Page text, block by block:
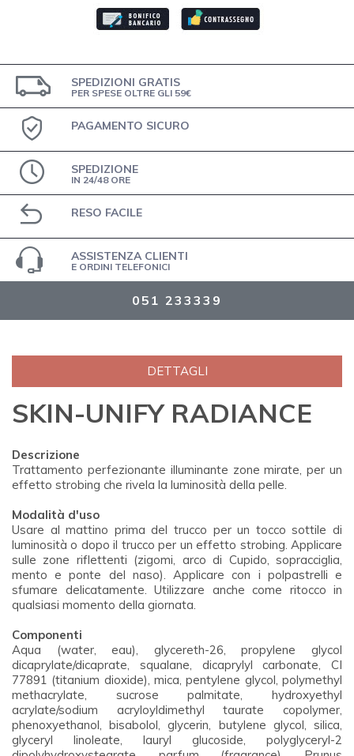
SPEDIZIONI GRATIS
PER SPESE OLTRE GLI 59€
PAGAMENTO SICURO
SPEDIZIONE
IN 24/48 ORE
RESO FACILE
ASSISTENZA CLIENTI
E ORDINI TELEFONICI
051 233339
DETTAGLI
SKIN-UNIFY RADIANCE
Descrizione
Trattamento perfezionante illuminante zone mirate, per un
effetto strobing che rivela la luminosità della pelle.
Modalità d'uso
Usare al mattino prima del trucco per un tocco sottile di
luminosità o dopo il trucco per un effetto strobing. Applicare
sulle zone riflettenti (zigomi, arco di Cupido, sopracciglia,
mento e ponte del naso). Applicare con i polpastrelli e
sfumare delicatamente. Utilizzare anche come ritocco in
qualsiasi momento della giornata.
Componenti
Aqua (water, eau), glycereth-26, propylene glycol
dicaprylate/dicaprate, squalane, dicaprylyl carbonate, CI
77891 (titanium dioxide), mica, pentylene glycol, polymethyl
methacrylate, sucrose palmitate, hydroxyethyl
acrylate/sodium acryloyldimethyl taurate copolymer,
phenoxyethanol, bisabolol, glycerin, butylene glycol, silica,
glyceryl linoleate, lauryl glucoside, polyglyceryl-2